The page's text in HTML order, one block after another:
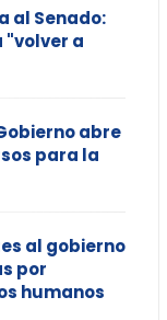
al Senado:
"volver a
abre
para la
al gobierno
por
humanos